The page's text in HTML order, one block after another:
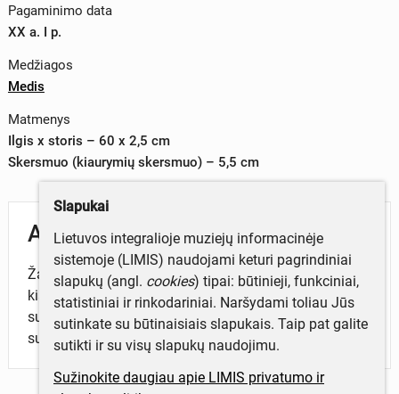
Pagaminimo data
XX a. I p.
Medžiagos
Medis
Matmenys
Ilgis x storis – 60 x 2,5 cm
Skersmuo (kiaurymių skersmuo) – 5,5 cm
Aprašymas
Žambrio dalis – lentelė su trimis apvalaus skerspjūvio
kiaurymėmis. Lentelė išdrožta figūriškai, su dviem
susiaurėjimais tarp kiaurymių ir viename gale
suploninta.
Slapukai
Lietuvos integralioje muziejų informacinėje
sistemoje (LIMIS) naudojami keturi pagrindiniai
slapukų (angl. cookies) tipai: būtinieji, funkciniai,
statistiniai ir rinkodariniai. Naršydami toliau Jūs
sutinkate su būtinaisiais slapukais. Taip pat galite
sutikti ir su visų slapukų naudojimu.
Sužinokite daugiau apie LIMIS privatumo ir